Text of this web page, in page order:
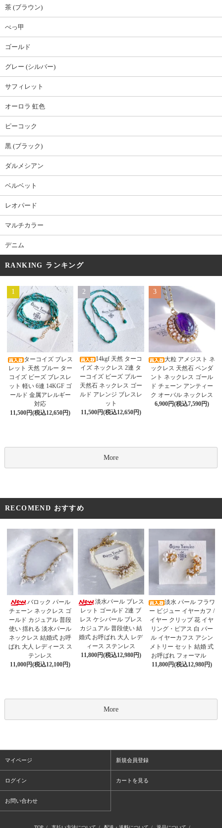
茶 (ブラウン)
べっ甲
ゴールド
グレー (シルバー)
サフィレット
オーロラ 虹色
ピーコック
黒 (ブラック)
ダルメシアン
ベルベット
レオパード
マルチカラー
デニム
RANKING ランキング
1
ターコイズ ブレス
レット 天然 ブルー ター
コイズ ビーズ ブレスレ
ット 軽い 6連 14KGF ゴ
ールド 金属アレルギー
対応
11,500円(税込12,650円)
2
14kgf 天然 ターコ
イズ ネックレス 2連 タ
ーコイズ ビーズ ブルー
天然石 ネックレス ゴー
ルド アレンジ ブレスレ
ット
11,500円(税込12,650円)
3
大粒 アメジスト ネ
ックレス 天然石 ペンダ
ント ネックレス ゴール
ド チェーン アンティー
ク オーバル ネックレス
6,900円(税込7,590円)
More
RECOMEND おすすめ
バロック パール
チェーン ネックレス ゴ
ールド カジュアル 普段
使い 揺れる 淡水パール
ネックレス 結婚式 お呼
ばれ 大人 レディース ス
テンレス
11,000円(税込12,100円)
淡水パール ブレス
レット ゴールド 2連 ブ
レス ケシパール ブレス
カジュアル 普段使い 結
婚式 お呼ばれ 大人 レデ
ィース ステンレス
11,800円(税込12,980円)
淡水 パール フラワ
ー ビジュー イヤーカフ /
イヤー クリップ 花 イヤ
リング・ピアス 白 パー
ル イヤーカフス アシン
メトリー セット 結婚 式
お呼ばれ フォーマル
11,800円(税込12,980円)
More
マイページ 新規会員登録
ログイン カートを見る
お問い合わせ